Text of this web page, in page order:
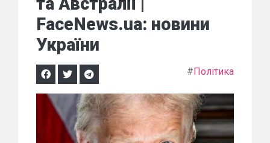
FaceNews.ua: новини
України
#Політика